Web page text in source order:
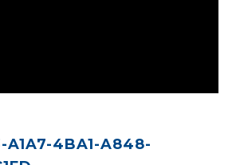
A1A7-4BA1-A848-